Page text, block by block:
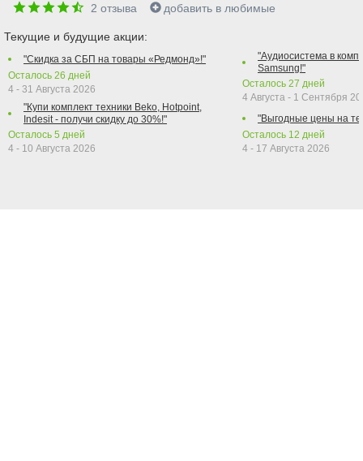
2 отзыва добавить в любимые
Текущие и будущие акции:
"Скидка за СБП на товары «Редмонд»!"
Осталось 26 дней
4 - 31 Августа 2026
"Купи комплект техники Beko, Hotpoint,
Indesit - получи скидку до 30%!"
Осталось 5 дней
4 - 10 Августа 2026
"Аудиосистема в
Samsung!"
Осталось 27 дней
4 Августа - 1 Сентября
"Выгодные цены на
Осталось 12 дней
4 - 17 Августа 2026